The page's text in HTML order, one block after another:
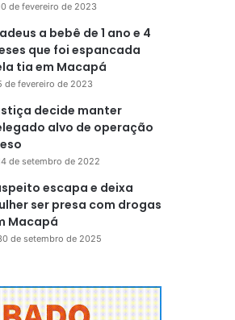
de fevereiro de 2023
a bebê de 1 ano e 4
que foi espancada
tia em Macapá
de fevereiro de 2023
decide manter
alvo de operação
de setembro de 2022
escapa e deixa
ser presa com drogas
Macapá
de setembro de 2025